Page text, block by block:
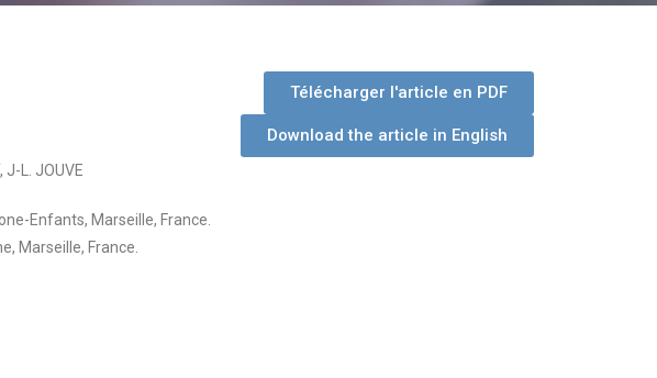
Télécharger l'article en PDF
Download the article in English
J-L. JOUVE
Enfants, Marseille, France.
Marseille, France.